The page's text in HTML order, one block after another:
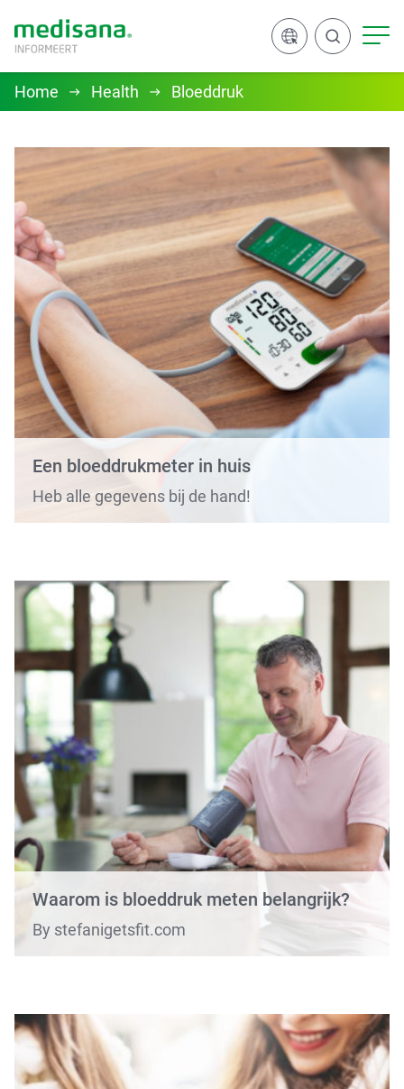
Zoeken
Home Health Bloeddruk
Een bloeddrukmeter in huis
Heb alle gegevens bij de hand!
Waarom is bloeddruk meten belangrijk?
By stefanigetsfit.com